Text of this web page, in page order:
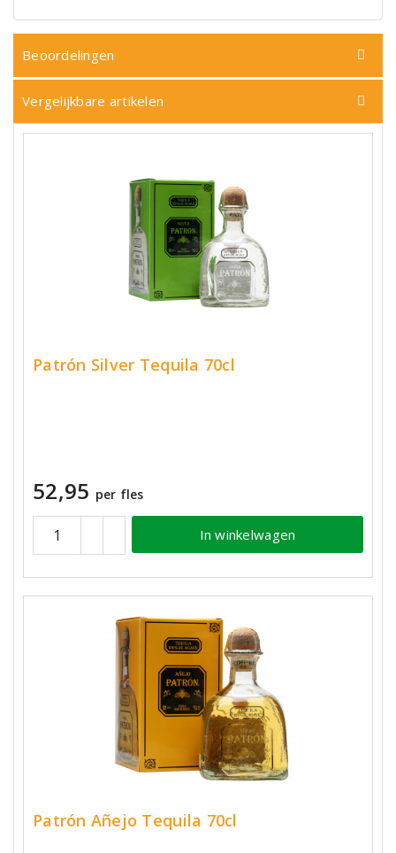
Beoordelingen
Vergelijkbare artikelen
Patrón Silver Tequila 70cl
52,95 per fles
In winkelwagen
Patrón Añejo Tequila 70cl